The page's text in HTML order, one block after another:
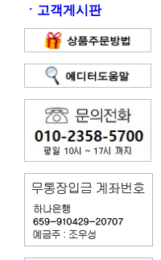
ㆍ 고객게시판